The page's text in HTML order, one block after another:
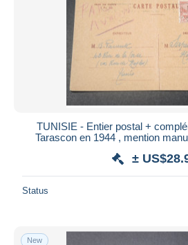
TUNISIE - Entier postal +
Tarascon en 1944 , mention
±
Status
New